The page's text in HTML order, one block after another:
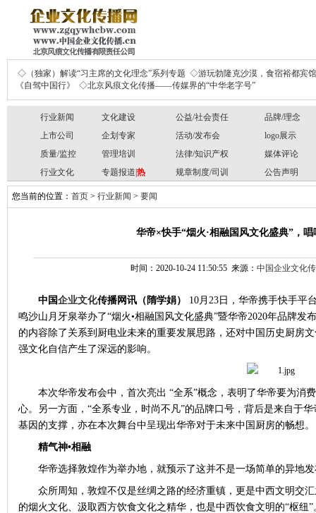
◇（独家）解读“习主席的文化理念”系列专题 ◇游玩勃隆克沙漠，食宿裕都宾馆
《自驾中国行》
◇北京风痕文化传播——传媒界的“中华老字号”
行业新闻 文化建设 公益/社会责任
品牌/理念
上市公司
企划专家 活动/发布会
logo展示
质量/监控
管理培训 法律/知识产权
媒体评论
行业文化
专题报道| 热 规章制度/司训 公告声明
您当前的位置： 首页 > 行业新闻 > 要闻
华帝×快手“烟火·相融国风文化盛典”，
时间：2020-10-24 11:50:55 来源： 中国企业文化
中国企业文化传播网讯 （隋学娟） 10月23 日，华帝携手快手平
鸣沙山月牙泉举办了“烟火•相融国风文化盛典”暨华帝2020年品牌发
的内容除了关系到厨电业未来的重要发展思路，还对中国历史厨房
强文化自信产生了深远的影响。
本次华帝发布会中，首次亮出 “全系”概念，表明了华帝要为消
心。另一方面，“全系专业，时尚不凡”的品牌口号，背后是来自于
基因的支撑，亦在本次舞台中呈现出华帝对于未来中国厨房的畅想。
精气神•相融
华帝选择敦煌作为举办地，就预示了这并不是一场简单的异地
众所周知，敦煌不仅是丝绸之路的经济重镇，更是中西文明交
的烟火文化、汲取西方饮食文化之精华，也是中西饮食文明的“枢纽